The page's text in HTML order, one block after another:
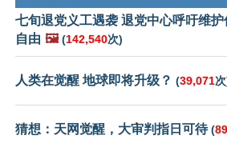
七旬退党义工遇袭 退党中心呼吁维护
自由 🖼️ (142,540次)
人类在觉醒 地球即将升级？ (39,071
猜想：天网觉醒，大审判指日可待(